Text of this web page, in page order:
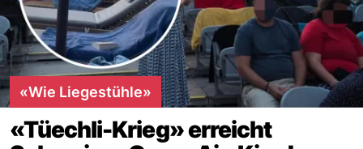
«Wie Liegestühle»
«Tüechli-Krieg» erreicht